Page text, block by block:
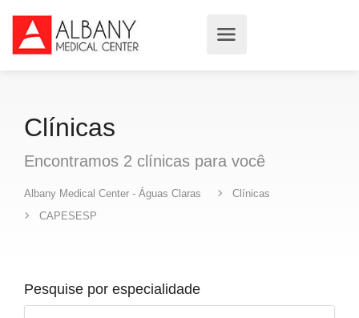
Clínicas
Encontramos 2 clínicas para você
Albany Medical Center - Águas Claras
Clínicas
CAPESESP
Pesquise por especialidade